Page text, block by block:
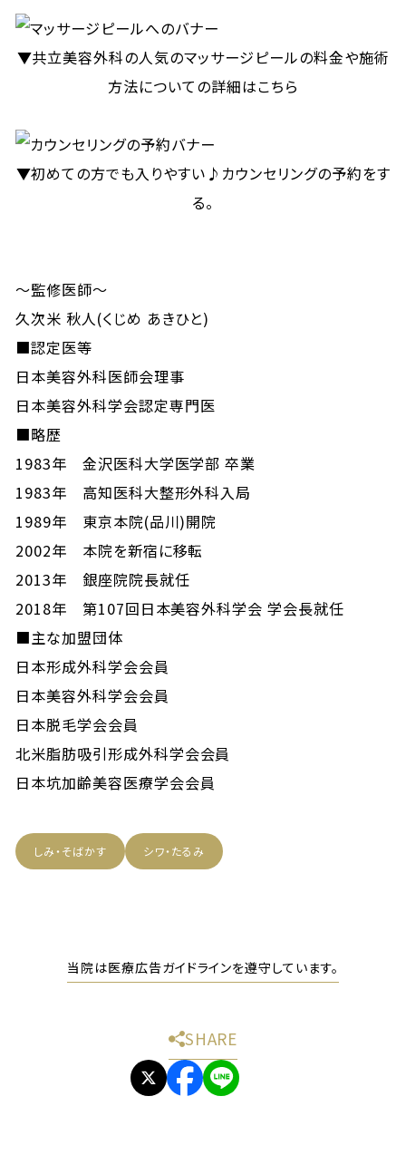
▼共立美容外科の人気のマッサージピールの料金や施術
方法についての詳細はこちら
▼初めての方でも入りやすい♪カウンセリングの予約をす
る。
～監修医師～
久次米 秋人(くじめ あきひと)
■認定医等
日本美容外科医師会理事
日本美容外科学会認定専門医
■略歴
1983年 金沢医科大学医学部 卒業
1983年 高知医科大整形外科入局
1989年 東京本院(品川)開院
2002年 本院を新宿に移転
2013年 銀座院院長就任
2018年 第107回日本美容外科学会 学会長就任
■主な加盟団体
日本形成外科学会会員
日本美容外科学会会員
日本脱毛学会会員
北米脂肪吸引形成外科学会会員
日本坑加齢美容医療学会会員
しみ・そばかす シワ・たるみ
当院は医療広告ガイドラインを遵守しています。
SHARE